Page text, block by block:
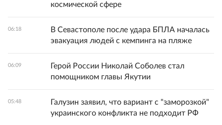
космической сфере
06:18
В Севастополе после удара БПЛА началась
эвакуация людей с кемпинга на пляже
06:09
Герой России Николай Соболев стал
помощником главы Якутии
05:48
Галузин заявил, что вариант с "заморозкой"
украинского конфликта не подходит РФ